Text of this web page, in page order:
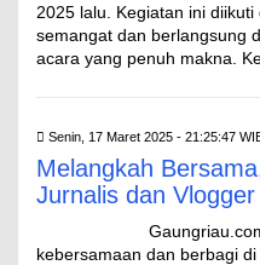
2025 lalu. Kegiatan ini
semangat dan berlangsung
acara yang penuh makna.
Senin, 17 Maret 2025 - 21:25:47
Melangkah
Jurnalis dan
kebersamaan dan berbagi